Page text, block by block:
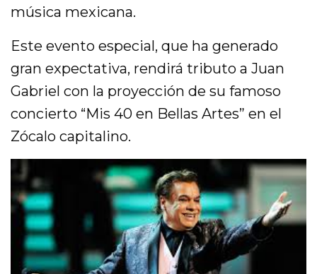
música mexicana.
Este evento especial, que ha generado
gran expectativa, rendirá tributo a Juan
Gabriel con la proyección de su famoso
concierto “Mis 40 en Bellas Artes” en el
Zócalo capitalino.